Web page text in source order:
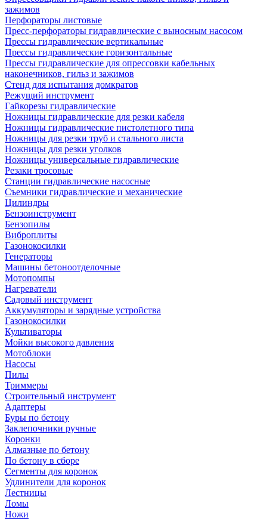
зажимов
Перфораторы листовые
Пресс-перфораторы гидравлические с выносным насосом
Прессы гидравлические вертикальные
Прессы гидравлические горизонтальные
Прессы гидравлические для опрессовки кабельных
наконечников, гильз и зажимов
Стенд для испытания домкратов
Режущий инструмент
Гайкорезы гидравлические
Ножницы гидравлические для резки кабеля
Ножницы гидравлические пистолетного типа
Ножницы для резки труб и стального листа
Ножницы для резки уголков
Ножницы универсальные гидравлические
Резаки тросовые
Станции гидравлические насосные
Съемники гидравлические и механические
Цилиндры
Бензоинструмент
Бензопилы
Виброплиты
Газонокосилки
Генераторы
Машины бетоноотделочные
Мотопомпы
Нагреватели
Садовый инструмент
Аккумуляторы и зарядные устройства
Газонокосилки
Культиваторы
Мойки высокого давления
Мотоблоки
Насосы
Пилы
Триммеры
Строительный инструмент
Адаптеры
Буры по бетону
Заклепочники ручные
Коронки
Алмазные по бетону
По бетону в сборе
Сегменты для коронок
Удлинители для коронок
Лестницы
Ломы
Ножи